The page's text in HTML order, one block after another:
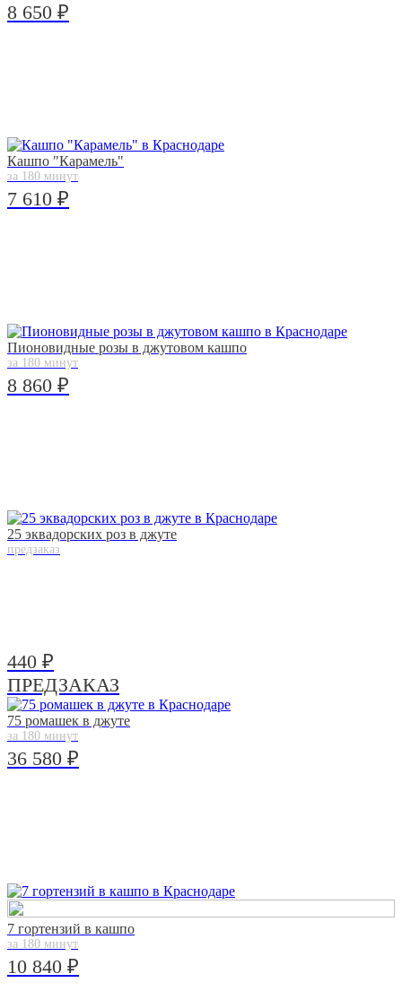
8 650 ₽
Кашпо "Карамель"
за 180 минут
7 610 ₽
Пионовидные розы в джутовом кашпо
за 180 минут
8 860 ₽
25 эквадорских роз в джуте
предзаказ
440 ₽
ПРЕДЗАКАЗ
75 ромашек в джуте
за 180 минут
36 580 ₽
7 гортензий в кашпо
за 180 минут
10 840 ₽